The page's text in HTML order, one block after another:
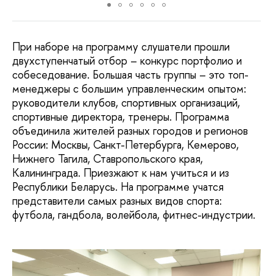
При наборе на программу слушатели прошли
двухступенчатый отбор – конкурс портфолио и
собеседование. Большая часть группы – это топ-
менеджеры с большим управленческим опытом:
руководители клубов, спортивных организаций,
спортивные директора, тренеры. Программа
объединила жителей разных городов и регионов
России: Москвы, Санкт-Петербурга, Кемерово,
Нижнего Тагила, Ставропольского края,
Калининграда. Приезжают к нам учиться и из
Республики Беларусь. На программе учатся
представители самых разных видов спорта:
футбола, гандбола, волейбола, фитнес-индустрии.